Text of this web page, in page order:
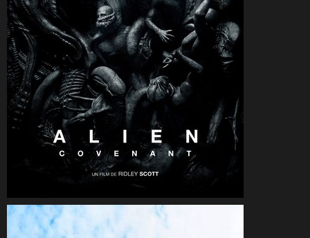
CineSam 13 mai 2026